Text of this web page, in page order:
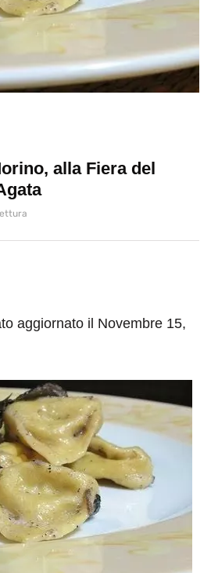
alla Fiera del
aggiornato il Novembre 15,